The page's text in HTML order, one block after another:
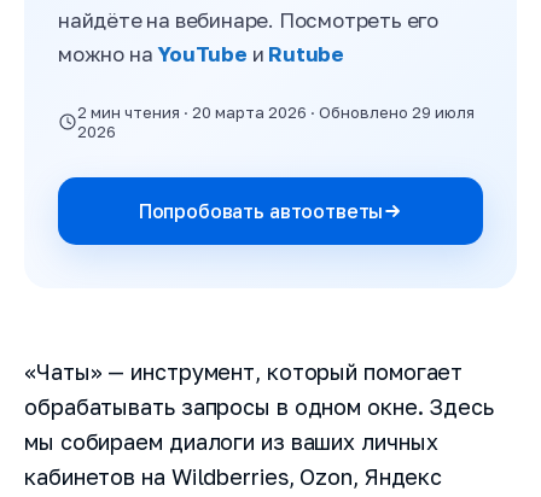
найдёте на вебинаре. Посмотреть его
можно наYouTube и Rutube
2 мин чтения · 20 марта 2026 · Обновлено 29 июля
2026
Попробовать автоответы
«Чаты» — инструмент, который помогает
обрабатывать запросы в одном окне. Здесь
мы собираем диалоги из ваших личных
кабинетов на Wildberries, Ozon, Яндекс